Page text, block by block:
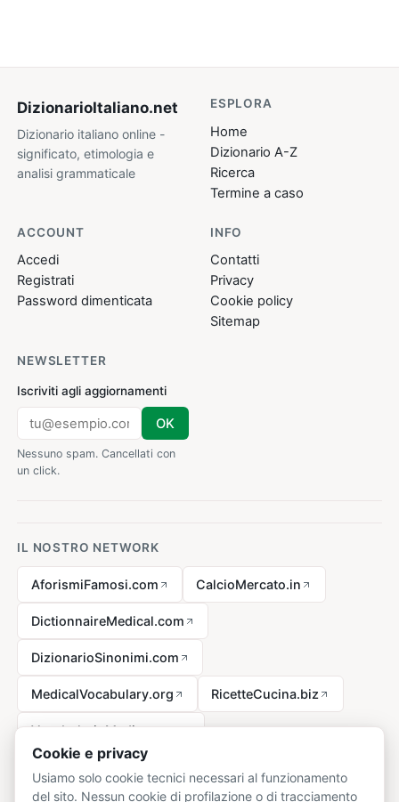
DizionarioItaliano.net
Dizionario italiano online -
significato, etimologia e
analisi grammaticale
ESPLORA
Home
Dizionario A-Z
Ricerca
Termine a caso
ACCOUNT
Accedi
Registrati
Password dimenticata
INFO
Contatti
Privacy
Cookie policy
Sitemap
NEWSLETTER
Iscriviti agli aggiornamenti
OK
Nessuno spam. Cancellati con
un click.
IL NOSTRO NETWORK
AforismiFamosi.com CalcioMercato.in
DictionnaireMedical.com
DizionarioSinonimi.com
MedicalVocabulary.org RicetteCucina.biz
VocabolarioMedico.com
Cookie e privacy
Usiamo solo cookie tecnici necessari al funzionamento
del sito. Nessun cookie di profilazione o di tracciamento